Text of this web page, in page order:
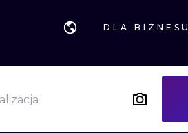
DLA BIZNESU
GEOMETRYCZNE